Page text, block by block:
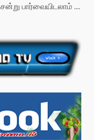
பார்வையிடலாம் ....